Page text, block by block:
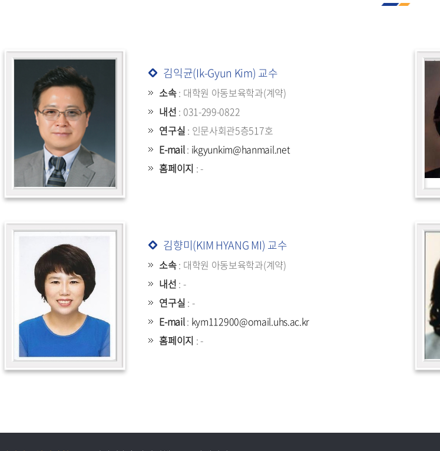
김익균(Ik-Gyun Kim) 교수
소속: 대학원 아동보육학과(계약)
내선 : 031-299-0822
연구실 : 인문사회관5층517호
E-mail: ikgyunkim@hanmail.net
홈페이지 : -
김향미(KIM HYANG MI) 교수
소속: 대학원 아동보육학과(계약)
내선 : -
연구실 : -
E-mail: kym112900@omail.uhs.ac.kr
홈페이지 : -